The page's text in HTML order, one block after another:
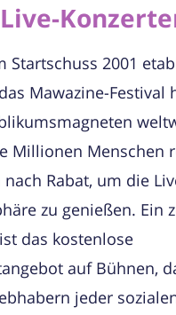
Startschuss 2001
Mawazine-Festival
Millionen Menschen
Rabat, um die
zu genießen. Ein
das kostenlose
auf Bühnen,
jeder